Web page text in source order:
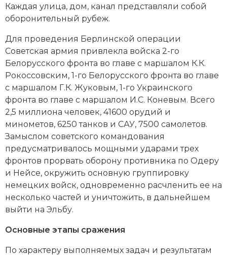
Социально-экономическая история
Специальные исторические дисциплины
СССР
Южная Америка
Каждая улица, дом, канал представляли собой
оборонительный рубеж.
Для проведения Берлинской операции
Советская армия привлекла войска 2-го
Белорусского фронта во главе с маршалом К.К.
Рокоссовским, 1-го Белорусского фронта во главе
с маршалом Г.К. Жуковым, 1-го Украинского
фронта во главе с маршалом И.С. Коневым. Всего
2,5 миллиона человек, 41600 орудий и
минометов, 6250 танков и САУ, 7500 самолетов.
Замыслом советского командования
предусматривалось мощными ударами трех
фронтов прорвать оборону противника по Одеру
и Нейсе, окружить основную группировку
немецких войск, одновременно расчленить ее на
несколько частей и уничтожить, в дальнейшем
выйти на Эльбу.
Основные этапы сражения
По характеру выполняемых задач и результатам